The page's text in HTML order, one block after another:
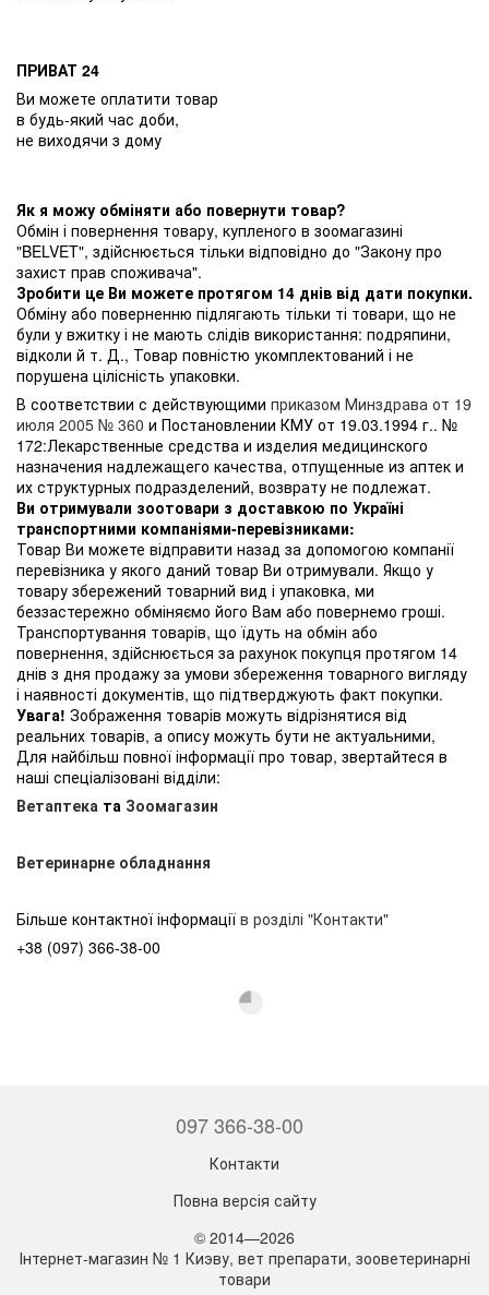
ПРИВАТ 24
Ви можете оплатити товар
в будь-який час доби,
не виходячи з дому
Як я можу обміняти або повернути товар?
Обмін і повернення товару, купленого в зоомагазині
"BELVET", здійснюється тільки відповідно до "Закону про
захист прав споживача".
Зробити це Ви можете протягом 14 днів від дати покупки.
Обміну або поверненню підлягають тільки ті товари, що не
були у вжитку і не мають слідів використання: подряпини,
відколи й т. Д., Товар повністю укомплектований і не
порушена цілісність упаковки.
В соответствии с действующими приказом Минздрава от 19
июля 2005 № 360 и Постановлении КМУ от 19.03.1994 г.. №
172:Лекарственные средства и изделия медицинского
назначения надлежащего качества, отпущенные из аптек и
их структурных подразделений, возврату не подлежат.
Ви отримували зоотовари з доставкою по Україні
транспортними компаніями-перевізниками:
Товар Ви можете відправити назад за допомогою компанії
перевізника у якого даний товар Ви отримували. Якщо у
товару збережений товарний вид і упаковка, ми
беззастережно обміняємо його Вам або повернемо гроші.
Транспортування товарів, що їдуть на обмін або
повернення, здійснюється за рахунок покупця протягом 14
днів з дня продажу за умови збереження товарного вигляду
і наявності документів, що підтверджують факт покупки.
Увага! Зображення товарів можуть відрізнятися від
реальних товарів, а опису можуть бути не актуальними,
Для найбільш повної інформації про товар, звертайтеся в
наші спеціалізовані відділи:
Ветаптека та Зоомагазин
Ветеринарне обладнання
Більше контактної інформації в розділі "Контакти"
+38 (097) 366-38-00
097 366-38-00
Контакти
Повна версія сайту
© 2014—2026
Інтернет-магазин № 1 Киэву, вет препарати, зооветеринарні
товари